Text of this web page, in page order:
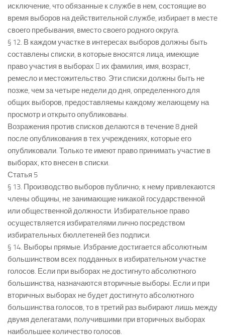
исключение, что обязанные к службе в нем, состоящие во
время выборов на действительной службе, избирает в месте
своего пребывания, вместо своего родного округа.
§ 12. В каждом участке в интересах выборов должны быть
составлены списки, в которые вносятся лица, имеющие
право участия в выборах  их фамилия, имя, возраст,
ремесло и местожительство. Эти списки должны быть не
позже, чем за четыре недели до дня, определенного для
общих выборов, предоставляемы каждому желающему на
просмотр и открыто опубликованы.
Возражения против списков делаются в течение 8 дней
после опубликования в тех учреждениях, которые его
опубликовали. Только те имеют право принимать участие в
выборах, кто внесен в списки.
Статья 5
§ 13. Производство выборов публично; к нему привлекаются
члены общины, не занимающие никакой государственной
или общественной должности. Избирательное право
осуществляется избирателями лично посредством
избирательных бюллетеней без подписи.
§ 14. Выборы прямые. Избрание достигается абсолютным
большинством всех подданных в избирательном участке
голосов. Если при выборах не достигнуто абсолютного
большинства, назначаются вторичные выборы. Если и при
вторичных выборах не будет достигнуто абсолютного
большинства голосов, то в третий раз выбирают лишь между
двумя делегатами, получившими при вторичных выборах
наибольшее количество голосов.